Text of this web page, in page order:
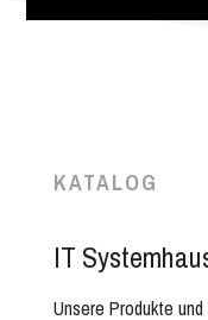
KATALOG
IT
Unsere Produkte